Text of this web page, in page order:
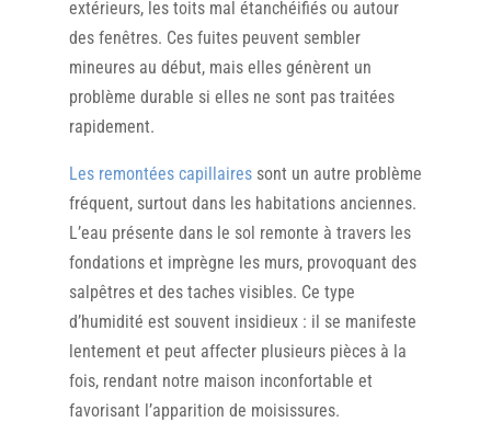
extérieurs, les toits mal étanchéifiés ou autour
des fenêtres. Ces fuites peuvent sembler
mineures au début, mais elles génèrent un
problème durable si elles ne sont pas traitées
rapidement.
Les remontées capillairessont un autre problème
fréquent, surtout dans les habitations anciennes.
L’eau présente dans le sol remonte à travers les
fondations et imprègne les murs, provoquant des
salpêtres et des taches visibles. Ce type
d’humidité est souvent insidieux : il se manifeste
lentement et peut affecter plusieurs pièces à la
fois, rendant notre maison inconfortable et
favorisant l’apparition de moisissures.